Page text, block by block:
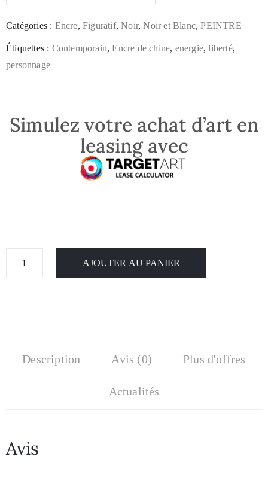
Catégories : Encre,Figuratif,Noir,Noir et Blanc,PEINTRE
Étiquettes : Contemporain,Encre de chine, energie,liberté,
personnage
Simulez votre achat d’art en
leasing avec
AJOUTER AU PANIER
Description Avis (0) Plus d'offres
Actualités
Avis